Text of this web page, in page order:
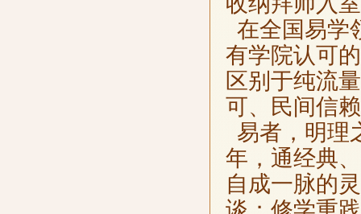
在全国易学
有学院认可
区别于纯流
可、民间信
易者，明理
年，通经典
自成一脉的